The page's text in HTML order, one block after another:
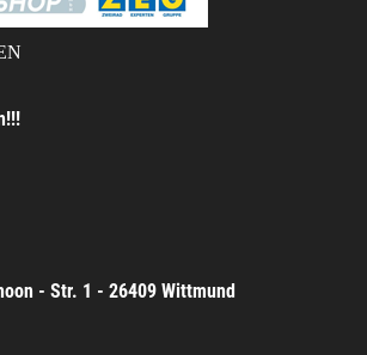
- Str. 1 - 26409 Wittmund